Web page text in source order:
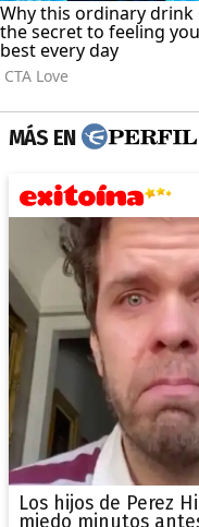
MÁS EN
Los hijos de Perez
miedo minutos